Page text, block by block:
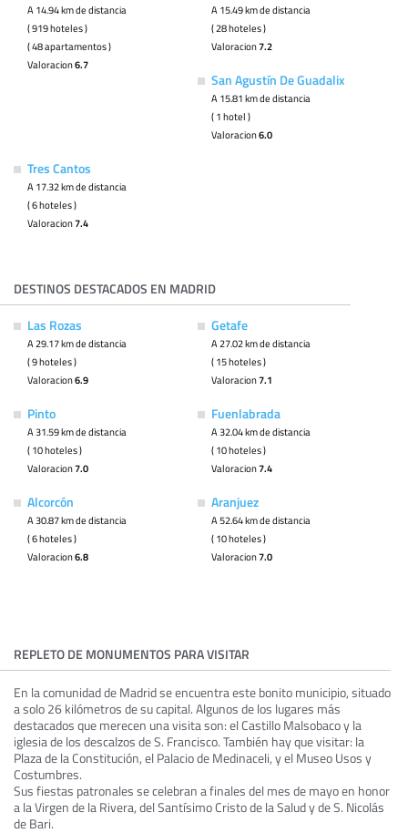
A 14.94 km de distancia
( 919 hoteles )
( 48 apartamentos )
Valoracion6.7
A 15.49 km de distancia
( 28 hoteles )
Valoracion7.2
San Agustín De Guadalix
A 15.81 km de distancia
( 1 hotel )
Valoracion6.0
Tres Cantos
A 17.32 km de distancia
( 6 hoteles )
Valoracion7.4
DESTINOS DESTACADOS EN MADRID
Las Rozas
A 29.17 km de distancia
( 9 hoteles )
Valoracion6.9
Getafe
A 27.02 km de distancia
( 15 hoteles )
Valoracion7.1
Pinto
A 31.59 km de distancia
( 10 hoteles )
Valoracion7.0
Fuenlabrada
A 32.04 km de distancia
( 10 hoteles )
Valoracion7.4
Alcorcón
A 30.87 km de distancia
( 6 hoteles )
Valoracion6.8
Aranjuez
A 52.64 km de distancia
( 10 hoteles )
Valoracion7.0
REPLETO DE MONUMENTOS PARA VISITAR
En la comunidad de Madrid se encuentra este bonito municipio, situado
a solo 26 kilómetros de su capital. Algunos de los lugares más
destacados que merecen una visita son: el Castillo Malsobaco y la
iglesia de los descalzos de S. Francisco. También hay que visitar: la
Plaza de la Constitución, el Palacio de Medinaceli, y el Museo Usos y
Costumbres.
Sus fiestas patronales se celebran a finales del mes de mayo en honor
a la Virgen de la Rivera, del Santísimo Cristo de la Salud y de S. Nicolás
de Bari.